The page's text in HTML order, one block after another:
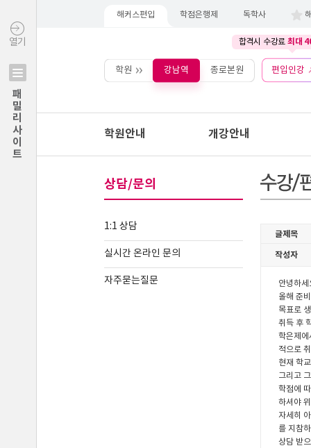
열기
패밀리사이트
해커스편입 학점은행제 독학사
합격시 수강료 최대
학원 강남역 종로본원 편입인강
학원안내 개강안내
상담/문의
1:1 상담
실시간 온라인 문의
자주묻는질문